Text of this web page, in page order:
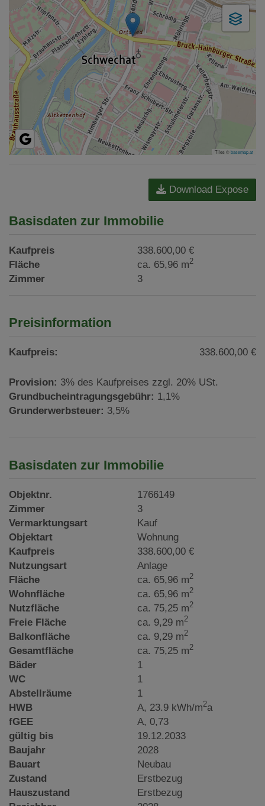
Tiles ©basemap.at
Download Expose
Basisdaten zur Immobilie
Kaufpreis
338.600,00 €
Fläche
ca. 65,96 m2
Zimmer 3
Preisinformation
Kaufpreis: 338.600,00 €
Provision: 3% des Kaufpreises zzgl. 20% USt.
Grundbucheintragungsgebühr: 1,1%
Grunderwerbsteuer: 3,5%
Basisdaten zur Immobilie
Objektnr.
1766149
Zimmer
3
Vermarktungsart
Kauf
Objektart
Wohnung
Kaufpreis
338.600,00 €
Nutzungsart
Anlage
Fläche
ca. 65,96 m2
Wohnfläche ca. 65,96 m2
Nutzfläche ca. 75,25 m2
Freie Fläche ca. 9,29 m2
Balkonfläche ca. 9,29 m2
Gesamtfläche ca. 75,25 m2
Bäder
1
WC
1
Abstellräume
1
HWB
A, 23.9 kWh/m2a
fGEE
A, 0,73
gültig bis
19.12.2033
Baujahr
2028
Bauart
Neubau
Zustand
Erstbezug
Hauszustand
Erstbezug